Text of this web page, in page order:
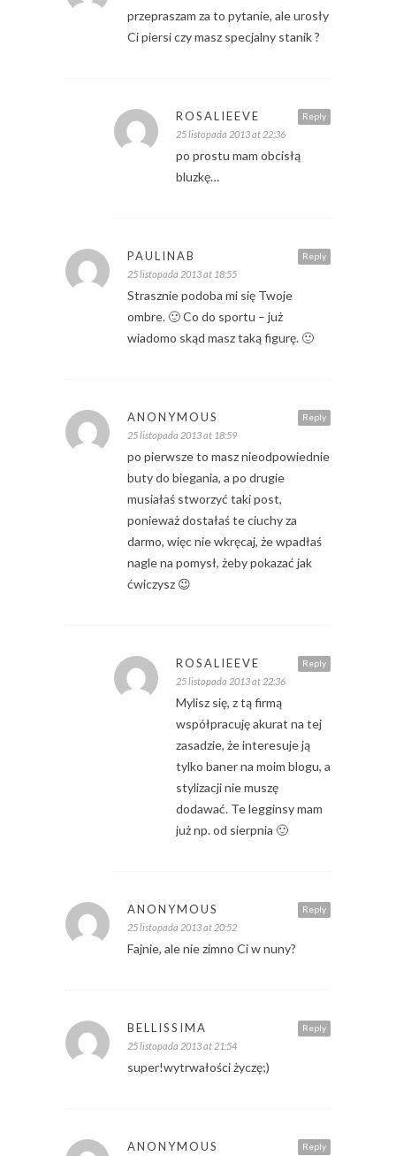
przepraszam za to pytanie, ale urosły
Ci piersi czy masz specjalny stanik ?
Reply
ROSALIEEVE
25 listopada 2013 at 22:36
po prostu mam obcisłą
bluzkę…
Reply
PAULINAB
25 listopada 2013 at 18:55
Strasznie podoba mi się Twoje
ombre. 🙂 Co do sportu – już
wiadomo skąd masz taką figurę. 🙂
Reply
ANONYMOUS
25 listopada 2013 at 18:59
po pierwsze to masz nieodpowiednie
buty do biegania, a po drugie
musiałaś stworzyć taki post,
ponieważ dostałaś te ciuchy za
darmo, więc nie wkręcaj, że wpadłaś
nagle na pomysł, żeby pokazać jak
ćwiczysz 😉
Reply
ROSALIEEVE
25 listopada 2013 at 22:36
Mylisz się, z tą firmą
współpracuję akurat na tej
zasadzie, że interesuje ją
tylko baner na moim blogu, a
stylizacji nie muszę
dodawać. Te legginsy mam
już np. od sierpnia 🙂
Reply
ANONYMOUS
25 listopada 2013 at 20:52
Fajnie, ale nie zimno Ci w nuny?
Reply
BELLISSIMA
25 listopada 2013 at 21:54
super!wytrwałości życzę;)
Reply
ANONYMOUS